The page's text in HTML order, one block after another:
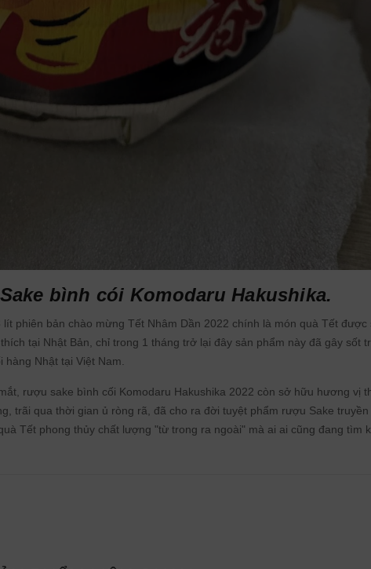
bình cói Komodaru Hakushika.
phiên bản chào mừng Tết Nhâm Dần 2022 chính là món quà Tết được
tại Nhật Bản, chỉ trong 1 tháng trở lại đây sản phẩm này đã gây sốt
hàng Nhật tại Việt Nam.
rượu sake bình cối Komodaru Hakushika 2022 còn sở hữu hương vị
trãi qua thời gian ủ ròng rã, đã cho ra đời tuyệt phẩm rượu Sake truyền
Tết phong thủy chất lượng "từ trong ra ngoài" mà ai ai cũng đang tìm